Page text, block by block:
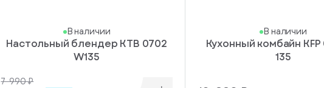
В наличии
Настольный блендер KTB 0702
W135
7 990 ₽
В наличии
Кухонный комбайн
135